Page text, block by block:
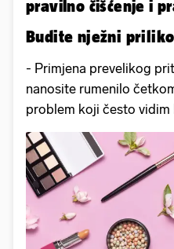
pravilno čišćenje i
Budite nježni
- Primjena prevelikog
nanosite rumenilo
problem koji često